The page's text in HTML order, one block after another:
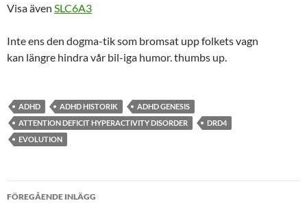
Visa även SLC6A3
Inte ens den dogma-tik som bromsat upp folkets vagn
kan längre hindra vår bil-iga humor. thumbs up.
ADHD ADHD HISTORIK
ADHD GENESIS
ATTENTION DEFICIT HYPERACTIVITY DISORDER
DRD4
EVOLUTION
Inläggsnavigering
FÖREGÅENDE INLÄGG